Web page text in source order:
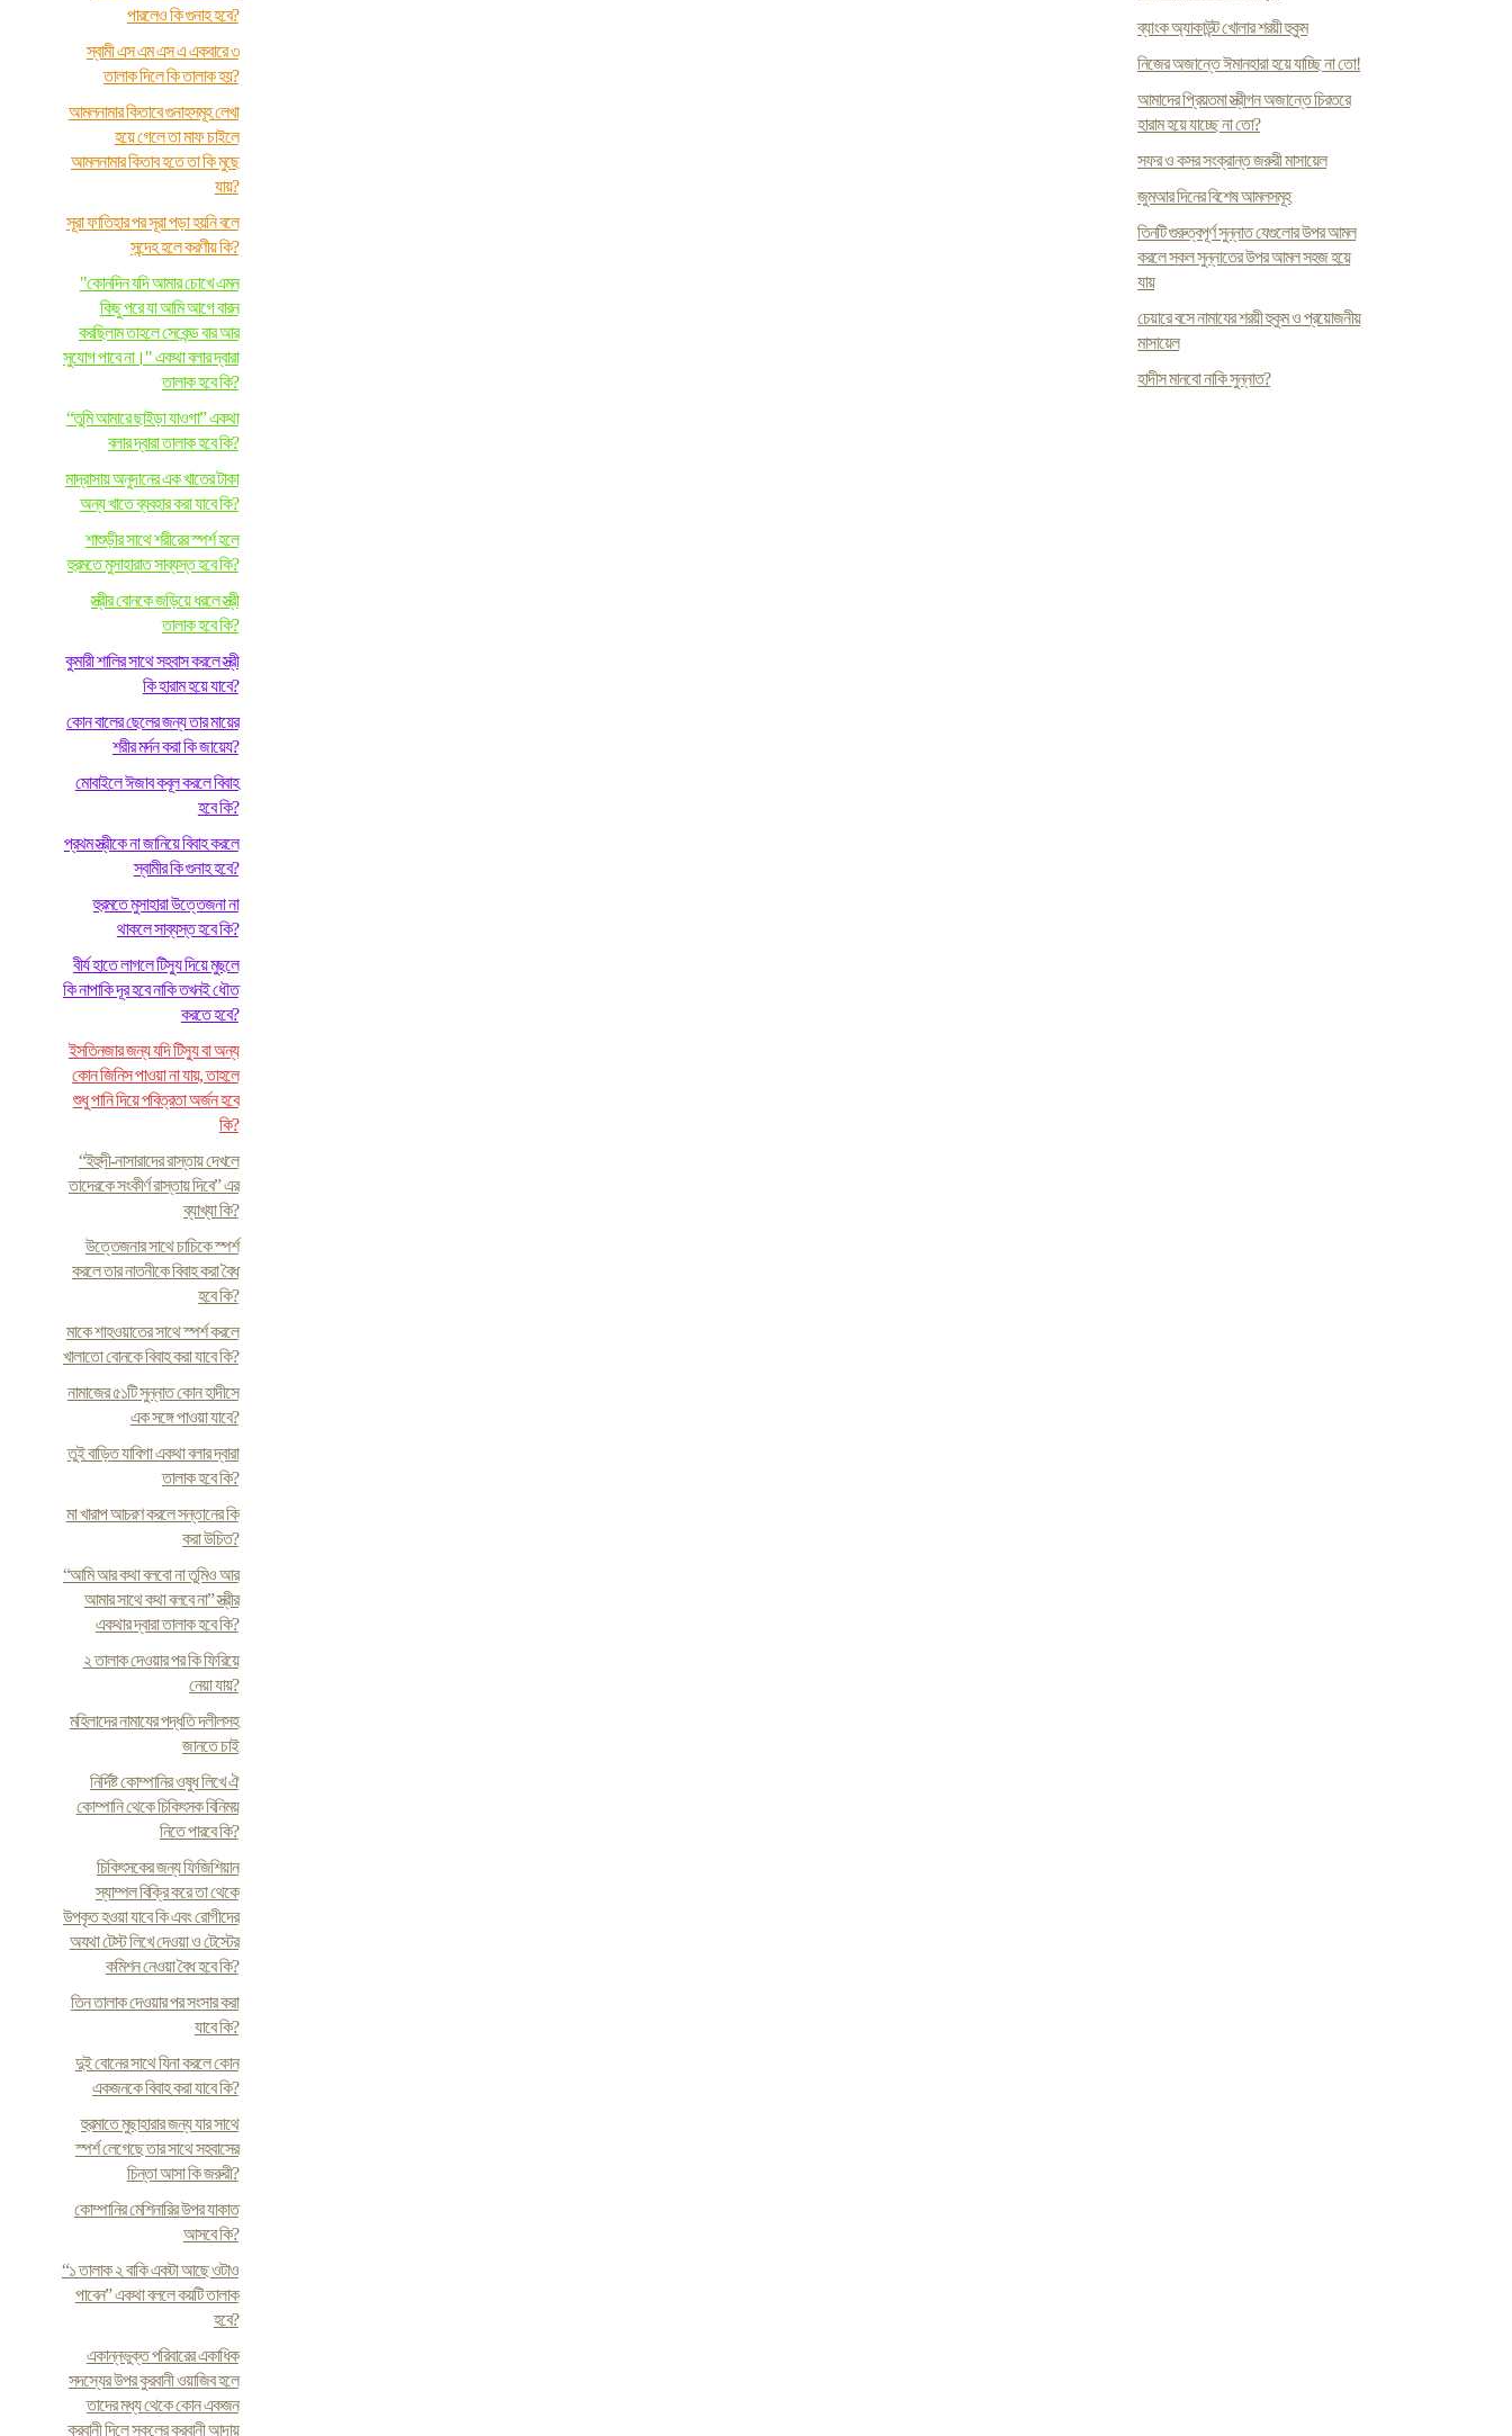
পারলেও কি গুনাহ হবে?
স্বামী এস এম এস এ একবারে ৩
তালাক দিলে কি তালাক হয়?
আমলনামার কিতাবে গুনাহসমূহ লেখা
হয়ে গেলে তা মাফ চাইলে
আমলনামার কিতাব হতে তা কি মুছে
যায়?
সূরা ফাতিহার পর সূরা পড়া হয়নি বলে
সন্দেহ হলে করণীয় কি?
"কোনদিন যদি আমার চোখে এমন
কিছু পরে যা আমি আগে বারন
করছিলাম তাহলে সেকেন্ড বার আর
সুযোগ পাবে না।" একথা বলার দ্বারা
তালাক হবে কি?
“তুমি আমারে ছাইড়া যাওগা” একথা
বলার দ্বারা তালাক হবে কি?
মাদ্রাসায় অনুদানের এক খাতের টাকা
অন্য খাতে ব্যবহার করা যাবে কি?
শাশুড়ীর সাথে শরীরের স্পর্শ হলে
হুরমতে মুসাহারাত সাব্যস্ত হবে কি?
স্ত্রীর বোনকে জড়িয়ে ধরলে স্ত্রী
তালাক হবে কি?
কুমারী শালির সাথে সহবাস করলে স্ত্রী
কি হারাম হয়ে যাবে?
কোন বালের ছেলের জন্য তার মায়ের
শরীর মর্দন করা কি জায়েয?
মোবাইলে ঈজাব কবূল করলে বিবাহ
হবে কি?
প্রথম স্ত্রীকে না জানিয়ে বিবাহ করলে
স্বামীর কি গুনাহ হবে?
হুরমতে মুসাহারা উত্তেজনা না
থাকলে সাব্যস্ত হবে কি?
বীর্য হাতে লাগলে টিস্যু দিয়ে মুছলে
কি নাপাকি দূর হবে নাকি তখনই ধৌত
করতে হবে?
ইসতিনজার জন্য যদি টিস্যু বা অন্য
কোন জিনিস পাওয়া না যায়, তাহলে
শুধু পানি দিয়ে পবিত্রতা অর্জন হবে
কি?
“ইহুদী-নাসারাদের রাস্তায় দেখলে
তাদেরকে সংকীর্ণ রাস্তায় দিবে” এর
ব্যাখ্যা কি?
উত্তেজনার সাথে চাচিকে স্পর্শ
করলে তার নাতনীকে বিবাহ করা বৈধ
হবে কি?
মাকে শাহওয়াতের সাথে স্পর্শ করলে
খালাতো বোনকে বিবাহ করা যাবে কি?
নামাজের ৫১টি সুন্নাত কোন হাদীসে
এক সঙ্গে পাওয়া যাবে?
তুই বাড়িত যাবিগা একথা বলার দ্বারা
তালাক হবে কি?
মা খারাপ আচরণ করলে সন্তানের কি
করা উচিত?
“আমি আর কথা বলবো না তুমিও আর
আমার সাথে কথা বলবে না” স্ত্রীর
একথার দ্বারা তালাক হবে কি?
২ তালাক দেওয়ার পর কি ফিরিয়ে
নেয়া যায়?
মহিলাদের নামাযের পদ্ধতি দলীলসহ
জানতে চাই
নির্দিষ্ট কোম্পানির ওষুধ লিখে ঐ
কোম্পানি থেকে চিকিৎসক বিনিময়
নিতে পারবে কি?
চিকিৎসকের জন্য ফিজিশিয়ান
স্যাম্পল বিক্রি করে তা থেকে
উপকৃত হওয়া যাবে কি এবং রোগীদের
অযথা টেস্ট লিখে দেওয়া ও টেস্টের
কমিশন নেওয়া বৈধ হবে কি?
তিন তালাক দেওয়ার পর সংসার করা
যাবে কি?
দুই বোনের সাথে যিনা করলে কোন
একজনকে বিবাহ করা যাবে কি?
হুরমাতে মুছাহারার জন্য যার সাথে
স্পর্শ লেগেছে তার সাথে সহবাসের
চিন্তা আসা কি জরুরী?
কোম্পানির মেশিনারির উপর যাকাত
আসবে কি?
“১ তালাক ২ বাকি একটা আছে ওটাও
পাবেন” একথা বললে কয়টি তালাক
হবে?
একান্নভুক্ত পরিবারের একাধিক
সদস্যের উপর কুরবানী ওয়াজিব হলে
তাদের মধ্য থেকে কোন একজন
কুরবানী দিলে সকলের কুরবানী আদায়
ব্যাংক অ্যাকাউন্ট খোলার শর‍য়ী হুকুম
নিজের অজান্তে ঈমানহারা হয়ে যাচ্ছি না তো!
আমাদের প্রিয়তমা স্ত্রীগন অজান্তে চিরতরে
হারাম হয়ে যাচ্ছে না তো?
সফর ও কসর সংক্রান্ত জরুরী মাসায়েল
জুমআর দিনের বিশেষ আমলসমূহ
তিনটি গুরুত্বপূর্ণ সুন্নাত যেগুলোর উপর আমল
করলে সকল সুন্নাতের উপর আমল সহজ হয়ে
যায়
চেয়ারে বসে নামাযের শরয়ী হুকুম ও প্রয়োজনীয়
মাসায়েল
হাদীস মানবো নাকি সুন্নাত?